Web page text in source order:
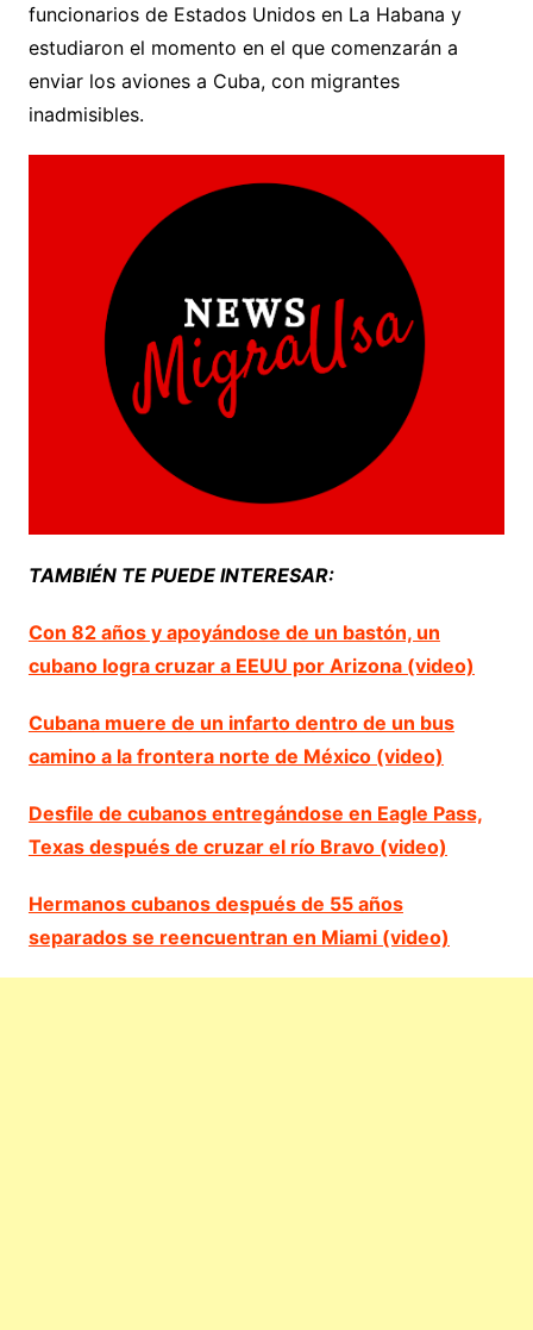
funcionarios de Estados Unidos en La Habana y
estudiaron el momento en el que comenzarán a
enviar los aviones a Cuba, con migrantes
inadmisibles.
TAMBIÉN TE PUEDE INTERESAR:
Con 82 años y apoyándose de un bastón, un
cubano logra cruzar a EEUU por Arizona (video)
Cubana muere de un infarto dentro de un bus
camino a la frontera norte de México (video)
Desfile de cubanos entregándose en Eagle Pass,
Texas después de cruzar el río Bravo (video)
Hermanos cubanos después de 55 años
separados se reencuentran en Miami (video)